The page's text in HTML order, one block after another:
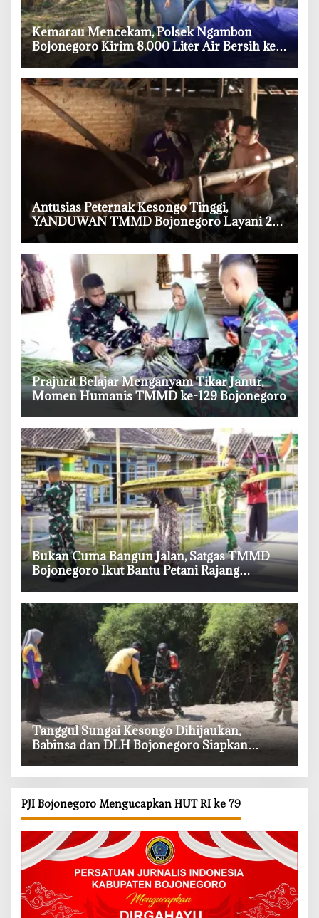
‎Kemarau Mencekam, Polsek Ngambon
Bojonegoro Kirim 8.000 Liter Air Bersih ke
Warga Bondol
‎Antusias Peternak Kesongo Tinggi,
YANDUWAN TMMD Bojonegoro Layani 278
Ternak
‎Prajurit Belajar Menganyam Tikar Janur,
Momen Humanis TMMD ke-129 Bojonegoro
‎Bukan Cuma Bangun Jalan, Satgas TMMD
Bojonegoro Ikut Bantu Petani Rajang
Tembakau
‎Tanggul Sungai Kesongo Dihijaukan,
Babinsa dan DLH Bojonegoro Siapkan
PJI Bojonegoro Mengucapkan HUT RI ke 79